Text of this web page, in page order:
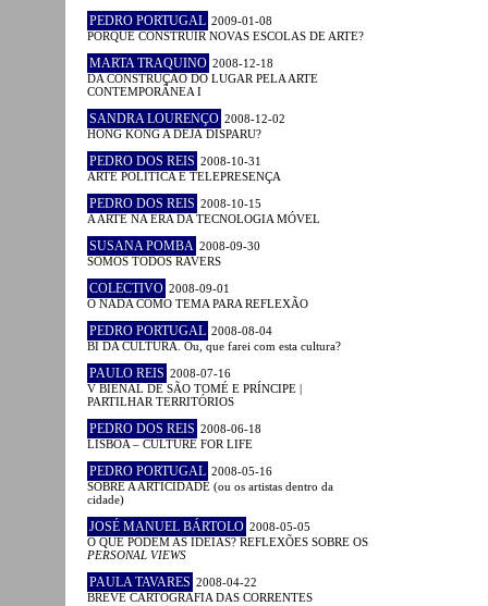
PEDRO PORTUGAL 2009-01-08
PORQUÊ CONSTRUIR NOVAS ESCOLAS DE ARTE?
MARTA TRAQUINO 2008-12-18
DA CONSTRUÇÃO DO LUGAR PELA ARTE
CONTEMPORÂNEA I
SANDRA LOURENÇO 2008-12-02
HONG KONG A DÉJÀ DISPARU?
PEDRO DOS REIS 2008-10-31
ARTE POLÍTICA E TELEPRESENÇA
PEDRO DOS REIS 2008-10-15
A ARTE NA ERA DA TECNOLOGIA MÓVEL
SUSANA POMBA 2008-09-30
SOMOS TODOS RAVERS
COLECTIVO 2008-09-01
O NADA COMO TEMA PARA REFLEXÃO
PEDRO PORTUGAL 2008-08-04
BI DA CULTURA. Ou, que farei com esta cultura?
PAULO REIS 2008-07-16
V BIENAL DE SÃO TOMÉ E PRÍNCIPE |
PARTILHAR TERRITÓRIOS
PEDRO DOS REIS 2008-06-18
LISBOA – CULTURE FOR LIFE
PEDRO PORTUGAL 2008-05-16
SOBRE A ARTICIDADE (ou os artistas dentro da
cidade)
JOSÉ MANUEL BÁRTOLO 2008-05-05
O QUE PODEM AS IDEIAS? REFLEXÕES SOBRE OS
PERSONAL VIEWS
PAULA TAVARES 2008-04-22
BREVE CARTOGRAFIA DAS CORRENTES